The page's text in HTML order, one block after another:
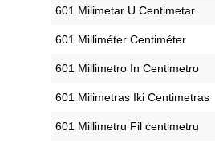
‎601 Milimetar U Centimetar
‎601 Milliméter Centiméter
‎601 Millimetro In Centimetro
‎601 Milimetras Iki Centimetras
‎601 Millimetru Fil ċentimetru